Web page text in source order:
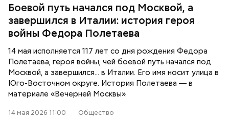
Боевой путь начался под Москвой, а
завершился в Италии: история героя
войны Федора Полетаева
14 мая исполняется 117 лет со дня рождения Федора
Полетаева, героя войны, чей боевой путь начался под
Москвой, а завершился... в Италии. Его имя носит улица в
Юго-Восточном округе. История Полетаева — в
материале «Вечерней Москвы».
14 мая 2026 11:00 Общество